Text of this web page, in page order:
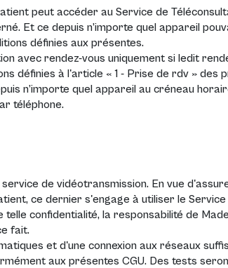
peut accéder au Service de
Et ce depuis n’importe quel appareil
définies aux présentes.
avec rendez-vous uniquement si ledit
définies à l'article « 1 - Prise de rdv » des
n’importe quel appareil au créneau
téléphone.
de vidéotransmission. En vue
ce dernier s'engage à utiliser le Service
confidentialité, la responsabilité de
fait.
et d'une connexion aux réseaux
aux présentes CGU. Des tests